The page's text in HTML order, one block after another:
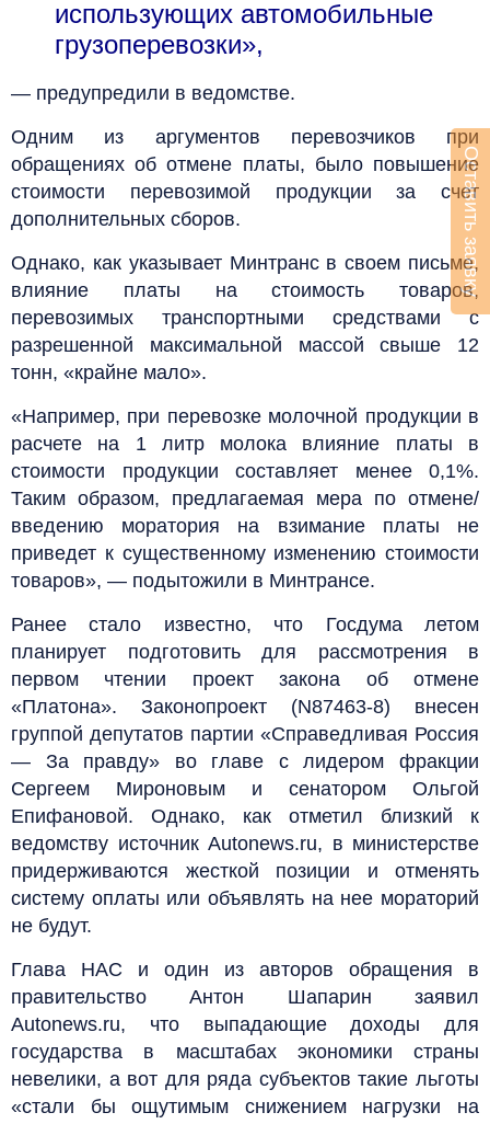
использующих автомобильные
грузоперевозки»,
— предупредили в ведомстве.
Одним из аргументов перевозчиков при
обращениях об отмене платы, было повышение
стоимости перевозимой продукции за счет
дополнительных сборов.
Однако, как указывает Минтранс в своем письме,
влияние платы на стоимость товаров,
перевозимых транспортными средствами с
разрешенной максимальной массой свыше 12
тонн, «крайне мало».
«Например, при перевозке молочной продукции в
расчете на 1 литр молока влияние платы в
стоимости продукции составляет менее 0,1%.
Таким образом, предлагаемая мера по отмене/
введению моратория на взимание платы не
приведет к существенному изменению стоимости
товаров», — подытожили в Минтрансе.
Ранее стало известно, что Госдума летом
планирует подготовить для рассмотрения в
первом чтении проект закона об отмене
«Платона». Законопроект (N87463-8) внесен
группой депутатов партии «Справедливая Россия
— За правду» во главе с лидером фракции
Сергеем Мироновым и сенатором Ольгой
Епифановой. Однако, как отметил близкий к
ведомству источник Autonews.ru, в министерстве
придерживаются жесткой позиции и отменять
систему оплаты или объявлять на нее мораторий
не будут.
Глава НАС и один из авторов обращения в
правительство Антон Шапарин заявил
Autonews.ru, что выпадающие доходы для
государства в масштабах экономики страны
невелики, а вот для ряда субъектов такие льготы
«стали бы ощутимым снижением нагрузки на
Оставить заявку